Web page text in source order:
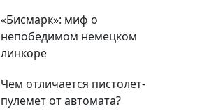
«Бисмарк»: миф о
непобедимом немецком
линкоре
Чем отличается пистолет-
пулемет от автомата?